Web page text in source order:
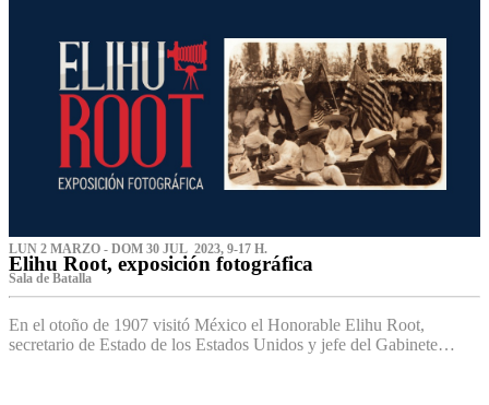
LUN 2 MARZO - DOM 30 JUL 2023, 9-17 H.
Elihu Root, exposición fotográfica
Sala de Batalla
En el otoño de 1907 visitó México el Honorable Elihu Root,
secretario de Estado de los Estados Unidos y jefe del Gabinete…